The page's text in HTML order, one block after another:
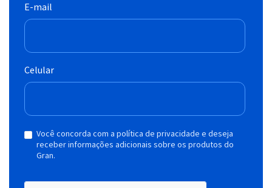
E-mail
Celular
Você concorda com a política de privacidade e deseja
receber informações adicionais sobre os produtos do
Gran.